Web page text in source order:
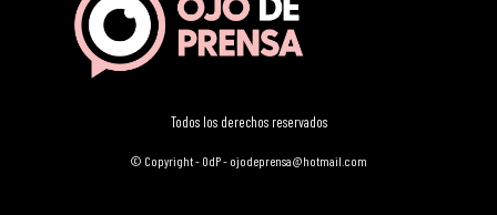
Todos los derechos reservados
© Copyright - OdP - ojodeprensa@hotmail.com